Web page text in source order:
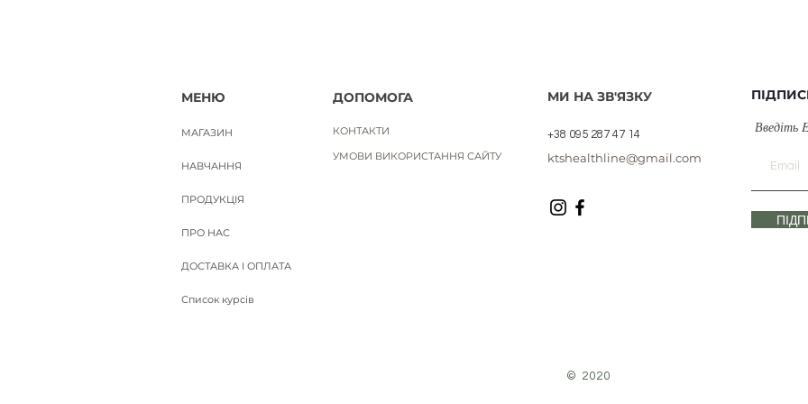
МЕНЮ
МАГАЗИН
НАВЧАННЯ
ПРОДУКЦІЯ
ПРО НАС
ДОСТАВКА І ОПЛАТА
Список курсів
ДОПОМОГА
КОНТАКТИ
УМОВИ ВИКОРИСТАННЯ САЙТУ
МИ НА ЗВ'ЯЗКУ
+38 095 287 47 14
ktshealthline@gmail.com
Введіть
© 2020